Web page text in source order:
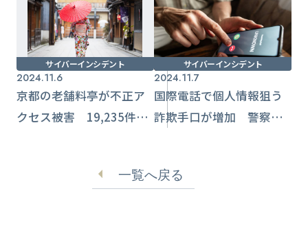
サイバーインシデント
2024.11.6
京都の老舗料亭が不正ア
クセス被害 19,235件以
サイバーインシデント
2024.11.7
国際電話で個人情報狙う
詐欺手口が増加 警察や
一覧へ戻る